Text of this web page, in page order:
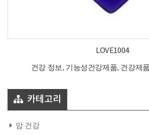
LOVE1004
건강 정보, 기능성건강제품, 건강제
카테고리
암 건강